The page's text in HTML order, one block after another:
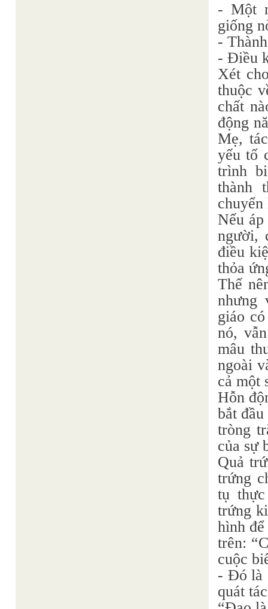
- Một
giống
-
- Điều
Xét
thuộc
chất
động
Mẹ,
yếu tố
trình
thành
chuyển
Nếu
người,
điều
thỏa
Thế
nhưng
giáo
nó,
mâu
ngoài
cả một
Hỗn
bắt
tròng
của sự
Quả
trứng
tụ
trứng
hình
trên:
cuộc
- Đó là
quát